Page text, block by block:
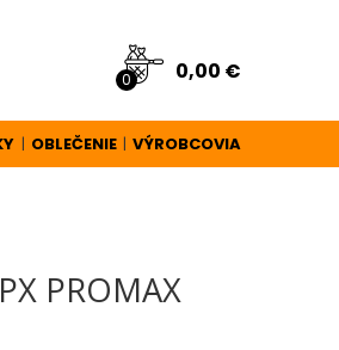
0 0,00 €
| OBLEČENIE | VÝROBCOVIA
PROMAX